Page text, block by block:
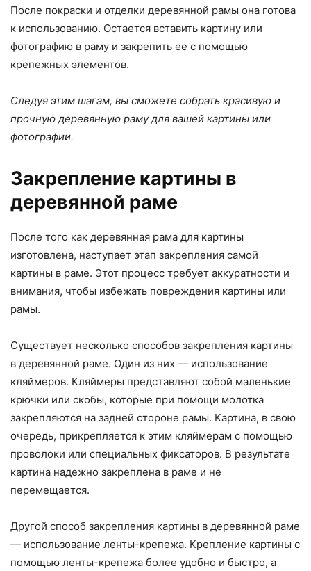
После покраски и отделки деревянной рамы она готова
к использованию. Остается вставить картину или
фотографию в раму и закрепить ее с помощью
крепежных элементов.
Следуя этим шагам, вы сможете собрать красивую и
прочную деревянную раму для вашей картины или
фотографии.
Закрепление картины в
деревянной раме
После того как деревянная рама для картины
изготовлена, наступает этап закрепления самой
картины в раме. Этот процесс требует аккуратности и
внимания, чтобы избежать повреждения картины или
рамы.
Существует несколько способов закрепления картины
в деревянной раме. Один из них — использование
кляймеров. Кляймеры представляют собой маленькие
крючки или скобы, которые при помощи молотка
закрепляются на задней стороне рамы. Картина, в свою
очередь, прикрепляется к этим кляймерам с помощью
проволоки или специальных фиксаторов. В результате
картина надежно закреплена в раме и не
перемещается.
Другой способ закрепления картины в деревянной раме
— использование ленты-крепежа. Крепление картины с
помощью ленты-крепежа более удобно и быстро, а